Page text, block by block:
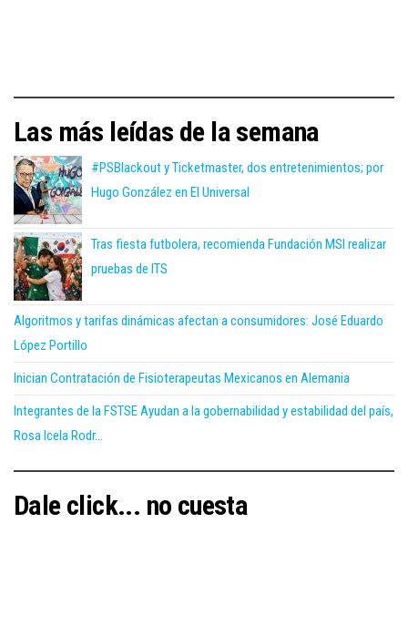
Las más leídas de la semana
#PSBlackout y Ticketmaster, dos entretenimientos; por
Hugo González en El Universal
Tras fiesta futbolera, recomienda Fundación MSI realizar
pruebas de ITS
Algoritmos y tarifas dinámicas afectan a consumidores: José Eduardo
López Portillo
Inician Contratación de Fisioterapeutas Mexicanos en Alemania
Integrantes de la FSTSE Ayudan a la gobernabilidad y estabilidad del país,
Rosa Icela Rodr...
Dale click... no cuesta